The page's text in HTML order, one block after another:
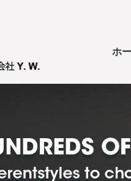
ホ